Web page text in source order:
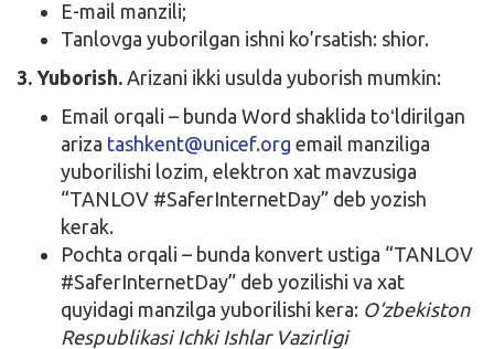
E-mail manzili;
Tanlovga yuborilgan ishni ko’rsatish: shior.
3. Yuborish. Arizani ikki usulda yuborish mumkin:
Email orqali – bunda Word shaklida toʻldirilgan
ariza tashkent@unicef.org email manziliga
yuborilishi lozim, elektron xat mavzusiga
“TANLOV #SaferInternetDay” deb yozish
kerak.
Pochta orqali – bunda konvert ustiga “TANLOV
#SaferInternetDay” deb yozilishi va xat
quyidagi manzilga yuborilishi kera: O‘zbekiston
Respublikasi Ichki Ishlar Vazirligi